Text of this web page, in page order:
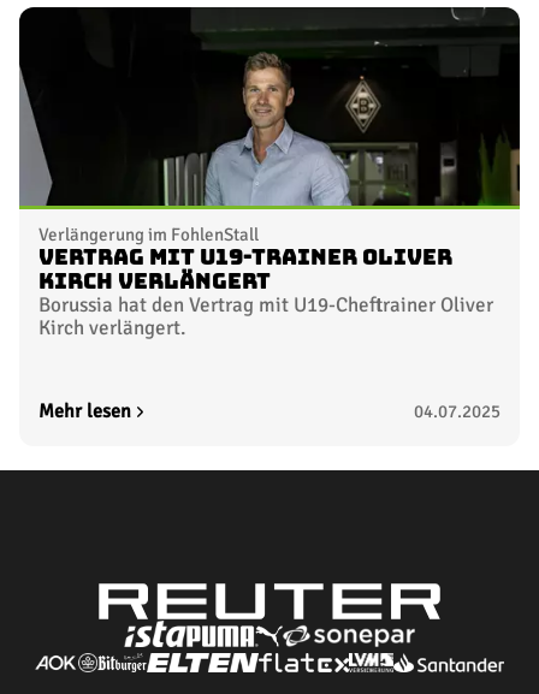
Verlängerung im FohlenStall
Vertrag mit U19-Trainer Oliver
Kirch verlängert
Borussia hat den Vertrag mit U19-Cheftrainer Oliver
Kirch verlängert.
Mehr lesen 04.07.2025